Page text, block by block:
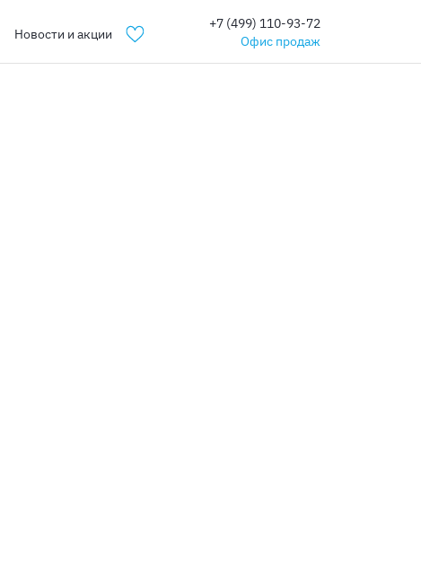
Новости и акции
+7 (499) 110-93-72
Офис продаж